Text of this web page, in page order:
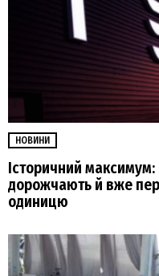
НОВИНИ
Історичний максимум:
дорожчають й вже
одиницю